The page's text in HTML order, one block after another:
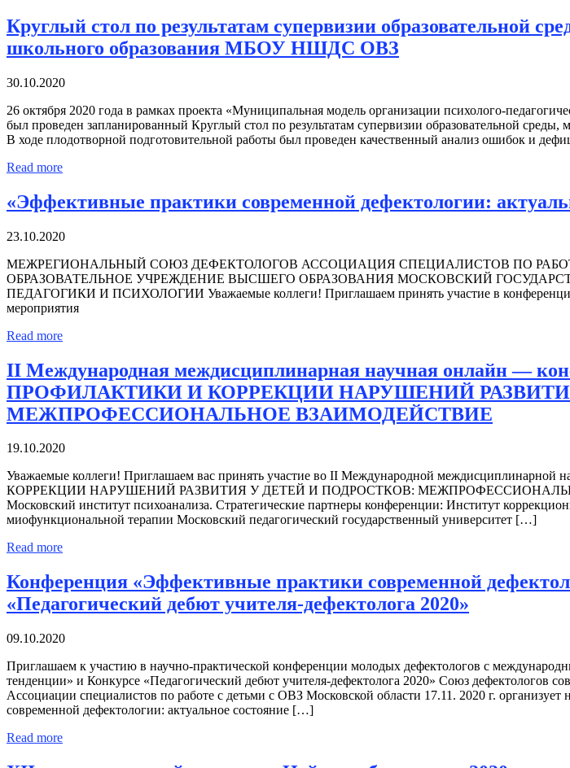
Круглый стол по результатам супервизии образовательной
школьного образования МБОУ НШДС ОВЗ
30.10.2020
26 октября 2020 года в рамках проекта «Муниципальная модель организации психолого-
был проведен запланированный Круглый стол по результатам супервизии образовательной
В ходе плодотворной подготовительной работы был проведен качественный анализ ошибок и
Read more
«Эффективные практики современной дефектологии:
23.10.2020
МЕЖРЕГИОНАЛЬНЫЙ СОЮЗ ДЕФЕКТОЛОГОВ АССОЦИАЦИЯ СПЕЦИАЛИСТОВ ПО
ОБРАЗОВАТЕЛЬНОЕ УЧРЕЖДЕНИЕ ВЫСШЕГО ОБРАЗОВАНИЯ МОСКОВСКИЙ
ПЕДАГОГИКИ И ПСИХОЛОГИИ Уважаемые коллеги! Приглашаем принять участие в конференции,
мероприятия
Read more
II Международная междисциплинарная научная
ПРОФИЛАКТИКИ И КОРРЕКЦИИ НАРУШЕНИЙ
МЕЖПРОФЕССИОНАЛЬНОЕ ВЗАИМОДЕЙСТВИЕ
19.10.2020
Уважаемые коллеги! Приглашаем вас принять участие во II Международной
КОРРЕКЦИИ НАРУШЕНИЙ РАЗВИТИЯ У ДЕТЕЙ И ПОДРОСТКОВ: МЕЖПРОФЕССИОНАЛЬНОЕ
Московский институт психоанализа. Стратегические партнеры конференции: Институт
миофункциональной терапии Московский педагогический государственный университет […]
Read more
Конференция «Эффективные практики современной
«Педагогический дебют учителя-дефектолога 2020»
09.10.2020
Приглашаем к участию в научно-практической конференции молодых дефектологов с
тенденции» и Конкурсе «Педагогический дебют учителя-дефектолога 2020» Союз дефектологов
Ассоциации специалистов по работе с детьми с ОВЗ Московской области 17.11. 2020 г.
современной дефектологии: актуальное состояние […]
Read more